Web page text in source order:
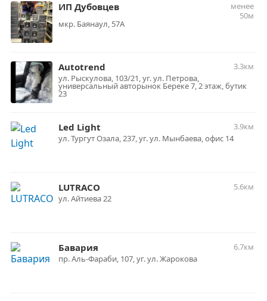
ИП Дубовцев
менее
50м
мкр. Баянаул, 57А
Autotrend
3.3км
ул. Рыскулова, 103/21, уг. ул. Петрова,
универсальный авторынок Береке 7, 2 этаж, бутик
23
Led Light
3.9км
ул. Тургут Озала, 237, уг. ул. Мынбаева, офис 14
LUTRACO
5.6км
ул. Айтиева 22
Бавария
6.7км
пр. Аль-Фараби, 107, уг. ул. Жарокова